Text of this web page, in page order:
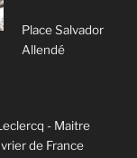
Place Salvador
Allendé
- Maitre
de France